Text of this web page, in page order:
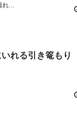
れ...
れる引き篭もり